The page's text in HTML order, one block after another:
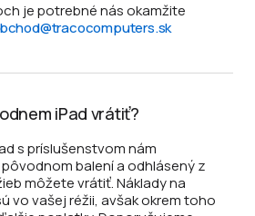
je potrebné nás okamžite
iPad vrátiť?
s príslušenstvom nám
balení a odhlásený z
môžete vrátiť. Náklady na
vo vašej réžii, avšak okrem toho